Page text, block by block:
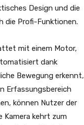
Design und die
die Profi-Funktionen.
mit einem Motor,
dank
Bewegung erkennt,
Erfassungsbereich
können Nutzer der
Kamera kehrt zum